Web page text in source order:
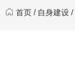
首页 / 自身建设 /